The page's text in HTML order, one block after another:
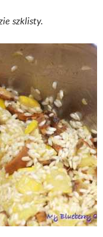
szklisty.